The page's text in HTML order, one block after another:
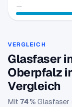
—
VERGLEICH
Glasfaser
Oberpfalz
Vergleich
Mit 74 % Glasfaser